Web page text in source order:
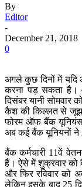
By
Editor
-
December 21, 2018
0
अगले कुछ दिनों में यदि
करना पड़ सकता है।
दिसंबर यानी
कैश की किल्लत से
फोरम ऑफ बैंक यूनियंस
अब कई बैंक यूनियनों ने
बैंक कर्मचारी 11वें
हैं। ऐसे में शुक्रवार को
और फिर रविवार को
लेकिन इसके बाद 25